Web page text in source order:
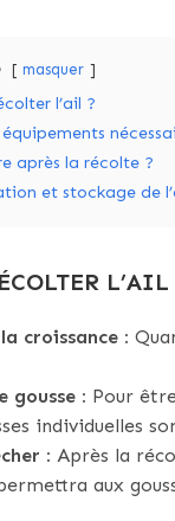
masquer
l’ail ?
après la récolte ?
et stockage de
L’AIL
croissance :
gousse : Pour
individuelles
: Après la
aux